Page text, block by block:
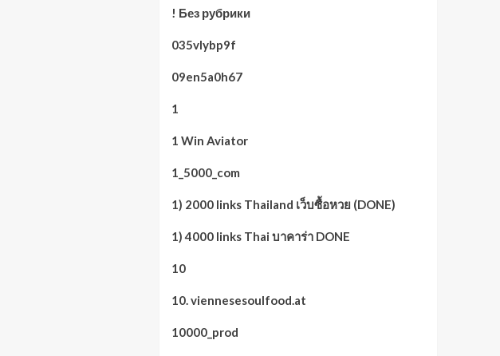
! Без рубрики
035vlybp9f
09en5a0h67
1
1 Win Aviator
1_5000_com
1) 2000 links Thailand เว็บซื้อหวย (DONE)
1) 4000 links Thai บาคาร่า DONE
10
10. viennesesoulfood.at
10000_prod